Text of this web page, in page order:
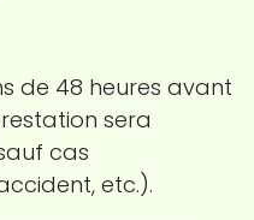
de 48 heures avant
sera
cas
etc.).